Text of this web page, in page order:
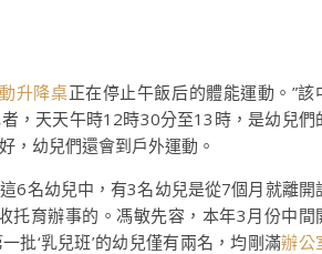
升降桌正在停止午飯后的體能運動。”該
，天天午時12時30分至13時，是幼兒們
，幼兒們還會到戶外運動。
6名幼兒中，有3名幼兒是從7個月就離開
托育辦事的。馮敏先容，本年3月份中間
批‘乳兒班’的幼兒僅有兩名，均剛滿辦公